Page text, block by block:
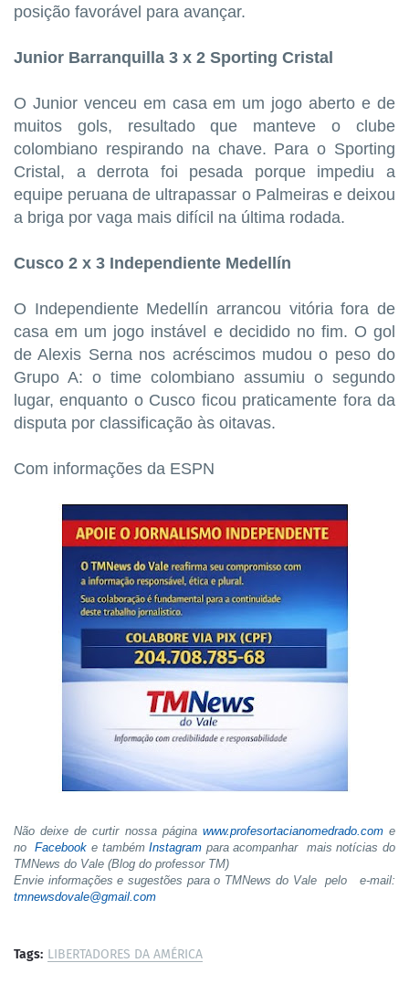
posição favorável para avançar.
Junior Barranquilla 3 x 2 Sporting Cristal
O Junior venceu em casa em um jogo aberto e de
muitos gols, resultado que manteve o clube
colombiano respirando na chave. Para o Sporting
Cristal, a derrota foi pesada porque impediu a
equipe peruana de ultrapassar o Palmeiras e deixou
a briga por vaga mais difícil na última rodada.
Cusco 2 x 3 Independiente Medellín
O Independiente Medellín arrancou vitória fora de
casa em um jogo instável e decidido no fim. O gol
de Alexis Serna nos acréscimos mudou o peso do
Grupo A: o time colombiano assumiu o segundo
lugar, enquanto o Cusco ficou praticamente fora da
disputa por classificação às oitavas.
Com informações da ESPN
Não deixe de curtir nossa página www.profesortacianomedrado.come
noFacebook e tambémInstagram para acompanhar mais notícias do
TMNews do Vale (Blog do professor TM)
Envie informações e sugestões para o TMNews do Vale pelo e-mail:
tmnewsdovale@gmail.com
Tags: LIBERTADORES DA AMÉRICA